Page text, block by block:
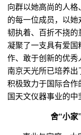
向群以她高尚的人
的每一位成员，以
韧执着、百折不挠
凝聚了一支具有爱
作、敢于创新的优
南京天光所已培养出
积极致力于国际合
国天文仪器事业的中
舍“小家